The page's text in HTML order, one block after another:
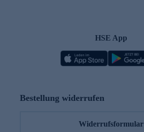
HSE App
Bestellung widerrufen
Widerrufsformular